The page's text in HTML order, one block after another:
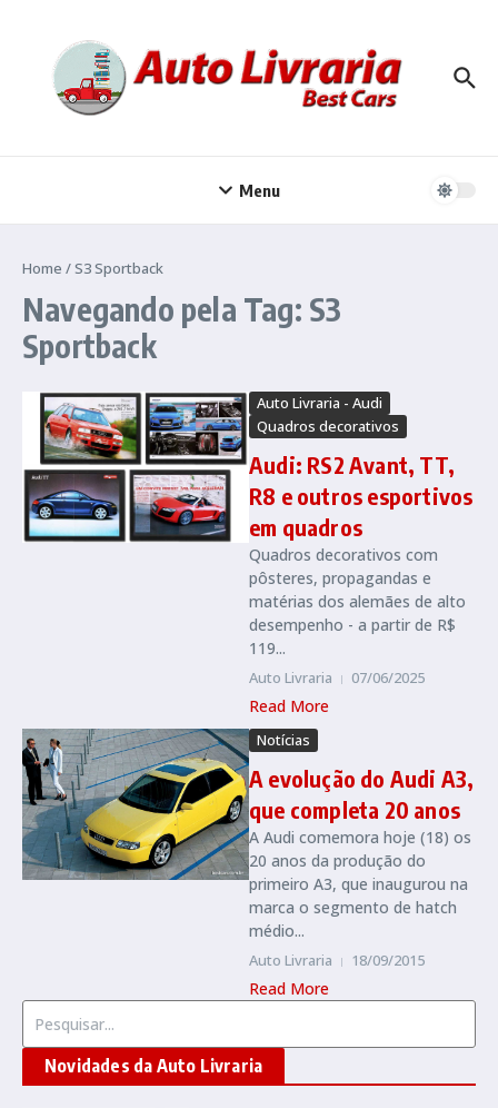
Menu
Home /S3 Sportback
Navegando pela Tag: S3
Sportback
Auto Livraria - Audi
Quadros decorativos
Audi: RS2 Avant, TT,
R8 e outros esportivos
em quadros
Quadros decorativos com
pôsteres, propagandas e
matérias dos alemães de alto
desempenho - a partir de R$
119...
Auto Livraria 07/06/2025
Read More
Notícias
A evolução do Audi A3,
que completa 20 anos
A Audi comemora hoje (18) os
20 anos da produção do
primeiro A3, que inaugurou na
marca o segmento de hatch
médio...
Auto Livraria 18/09/2015
Read More
Novidades da Auto Livraria